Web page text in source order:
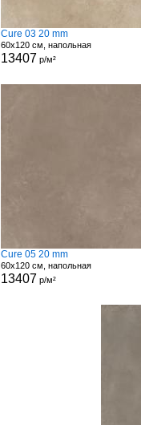
Cure 03 20 mm
60x120 см, напольная
13407 р/м²
Cure 05 20 mm
60x120 см, напольная
13407 р/м²